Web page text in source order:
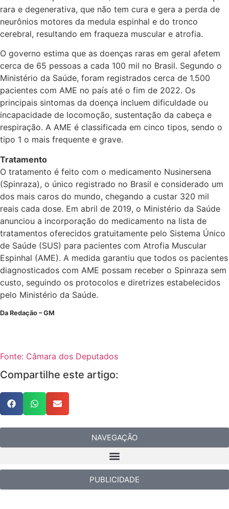
rara e degenerativa, que não tem cura e gera a perda de
neurônios motores da medula espinhal e do tronco
cerebral, resultando em fraqueza muscular e atrofia.
O governo estima que as doenças raras em geral afetem
cerca de 65 pessoas a cada 100 mil no Brasil. Segundo o
Ministério da Saúde, foram registrados cerca de 1.500
pacientes com AME no país até o fim de 2022. Os
principais sintomas da doença incluem dificuldade ou
incapacidade de locomoção, sustentação da cabeça e
respiração. A AME é classificada em cinco tipos, sendo o
tipo 1 o mais frequente e grave.
Tratamento
O tratamento é feito com o medicamento Nusinersena
(Spinraza), o único registrado no Brasil e considerado um
dos mais caros do mundo, chegando a custar 320 mil
reais cada dose. Em abril de 2019, o Ministério da Saúde
anunciou a incorporação do medicamento na lista de
tratamentos oferecidos gratuitamente pelo Sistema Único
de Saúde (SUS) para pacientes com Atrofia Muscular
Espinhal (AME). A medida garantiu que todos os pacientes
diagnosticados com AME possam receber o Spinraza sem
custo, seguindo os protocolos e diretrizes estabelecidos
pelo Ministério da Saúde.
Da Redação – GM
Fonte: Câmara dos Deputados
Compartilhe este artigo:
NAVEGAÇÃO
PUBLICIDADE